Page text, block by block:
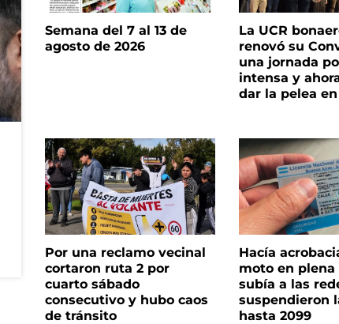
Semana del 7 al 13 de
agosto de 2026
La UCR
renovó su
una jornada
intensa y
dar la pelea en
Por una reclamo vecinal
cortaron ruta 2 por
cuarto sábado
consecutivo y hubo caos
de tránsito
Hacía
moto en plena
subía a las
suspendieron
hasta 2099